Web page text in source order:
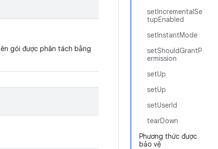
setIncrementalSe
tupEnabled
setInstantMode
setShouldGrantP
ermission
setUp
setUp
setUserId
tearDown
Phương thức được
bảo vệ
gói được phân tách bằng